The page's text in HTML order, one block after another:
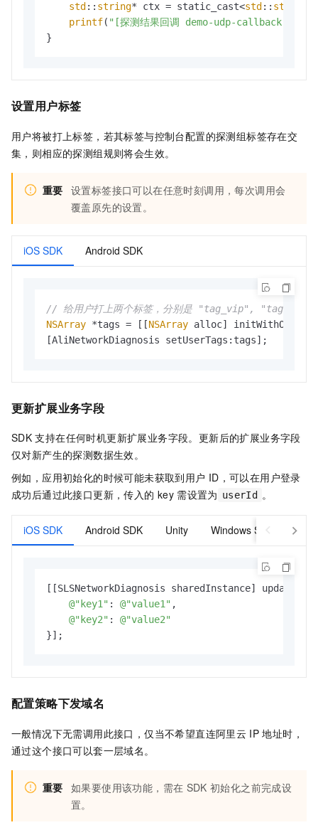
std :: string* ctx = static_cast<std :: string
printf( "[探测结果回调 demo-udp-callback]
}
设置用户标签
用户将被打上标签，若其标签与控制台配置的探测组标签存在交
集，则相应的探测组规则将会生效。
重要 设置标签接口可以在任意时刻调用，每次调用会
覆盖原先的设置。
iOS SDK Android SDK
// 给用户打上两个标签，分别是 "tag_vip",
NSArray *tags = [[NSArray alloc]
[AliNetworkDiagnosis setUserTags:tags];
更新扩展业务字段
SDK 支持在任何时机更新扩展业务字段。更新后的扩展业务字段
仅对新产生的探测数据生效。
例如，应用初始化的时候可能未获取到用户 ID，可以在用户登录
成功后通过此接口更新，传入的 key 需设置为 userId 。
iOS SDK Android SDK Unity Windows SDK
[[SLSNetworkDiagnosis sharedInstance]
@"key1" : @"value1" ,
@"key2" : @"value2"
}];
配置策略下发域名
一般情况下无需调用此接口，仅当不希望直连阿里云 IP 地址时，
通过这个接口可以套一层域名。
重要 如果要使用该功能，需在 SDK 初始化之前完成设
置。